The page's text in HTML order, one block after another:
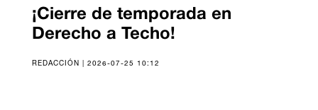
¡Cierre de temporada en
Derecho a Techo!
REDACCIÓN | 2026-07-25 10:12